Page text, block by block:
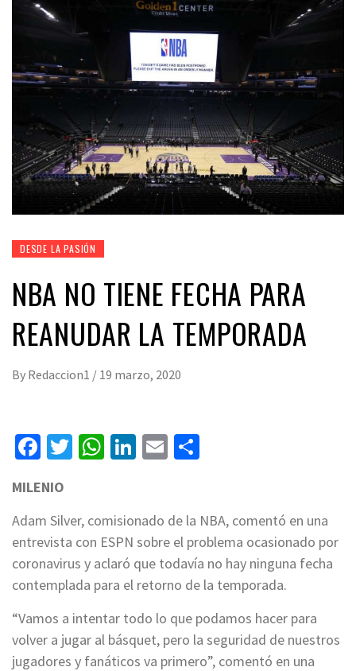
DESDE LA PASIÓN
NBA NO TIENE FECHA PARA
REANUDAR LA TEMPORADA
By Redaccion1 / 19 marzo, 2020
Facebook
Twitter
WhatsApp
LinkedIn
Email
MILENIO
Adam Silver, comisionado de la NBA, comentó en una
entrevista con ESPN sobre el problema ocasionado por
coronavirus y aclaró que todavía no hay ninguna fecha
contemplada para el retorno de la temporada.
“Vamos a intentar todo lo que podamos hacer para
volver a jugar al básquet, pero la seguridad de nuestros
jugadores y fanáticos va primero”, comentó en una